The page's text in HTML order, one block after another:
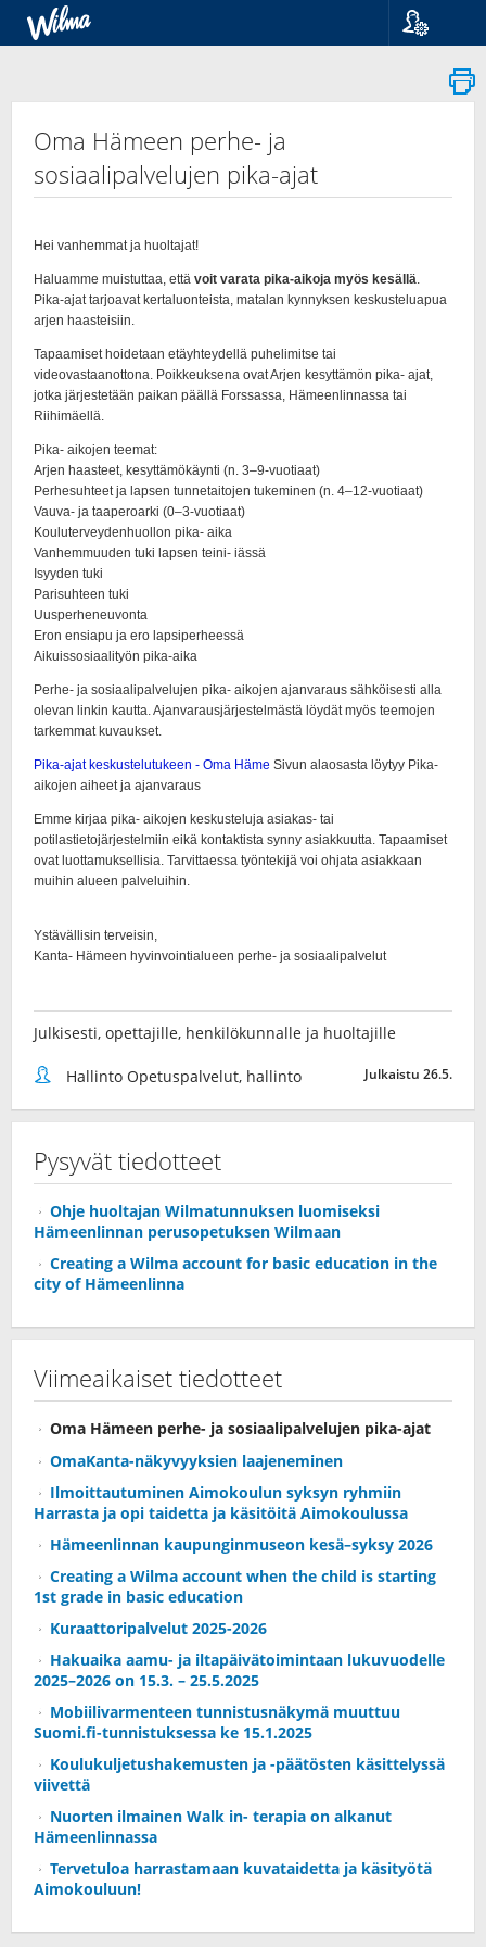
Suomi
Svenska
Oma Hämeen perhe- ja
sosiaalipalvelujen pika-ajat
Julkisesti, opettajille, henkilökunnalle ja huoltajille
Hallinto Opetuspalvelut, hallinto Julkaistu 26.5.
Pysyvät tiedotteet
Ohje huoltajan Wilmatunnuksen luomiseksi
Hämeenlinnan perusopetuksen Wilmaan
Creating a Wilma account for basic education in the
city of Hämeenlinna
Viimeaikaiset tiedotteet
Oma Hämeen perhe- ja sosiaalipalvelujen pika-ajat
OmaKanta-näkyvyyksien laajeneminen
Ilmoittautuminen Aimokoulun syksyn ryhmiin
Harrasta ja opi taidetta ja käsitöitä Aimokoulussa
Hämeenlinnan kaupunginmuseon kesä–syksy 2026
Creating a Wilma account when the child is starting
1st grade in basic education
Kuraattoripalvelut 2025-2026
Hakuaika aamu- ja iltapäivätoimintaan lukuvuodelle
2025–2026 on 15.3. – 25.5.2025
Mobiilivarmenteen tunnistusnäkymä muuttuu
Suomi.fi-tunnistuksessa ke 15.1.2025
Koulukuljetushakemusten ja -päätösten käsittelyssä
viivettä
Nuorten ilmainen Walk in- terapia on alkanut
Hämeenlinnassa
Tervetuloa harrastamaan kuvataidetta ja käsityötä
Aimokouluun!